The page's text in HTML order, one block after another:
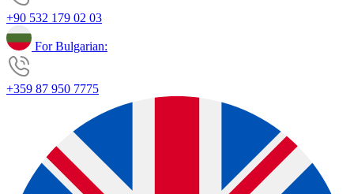
+90 532 179 02 03
For Bulgarian:
+359 87 950 7775